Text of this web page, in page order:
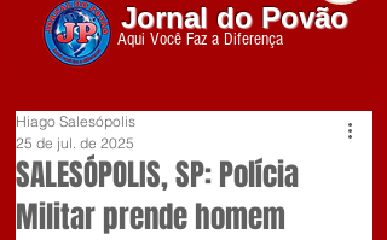
Jornal do Povão
Aqui Você Faz a Diferença
SALESÓPOLIS, SP: Polícia
Militar prende homem
Hiago Salesópolis
25 de jul. de 2025